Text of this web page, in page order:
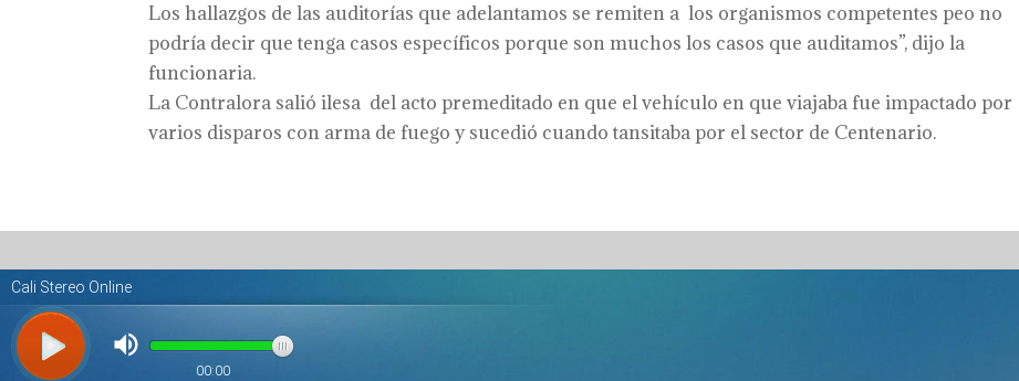
Los hallazgos de las auditorías que adelantamos se remiten a los organismos competentes peo no
podría decir que tenga casos específicos porque son muchos los casos que auditamos”, dijo la
funcionaria.
La Contralora salió ilesa del acto premeditado en que el vehículo en que viajaba fue impactado por
varios disparos con arma de fuego y sucedió cuando tansitaba por el sector de Centenario.